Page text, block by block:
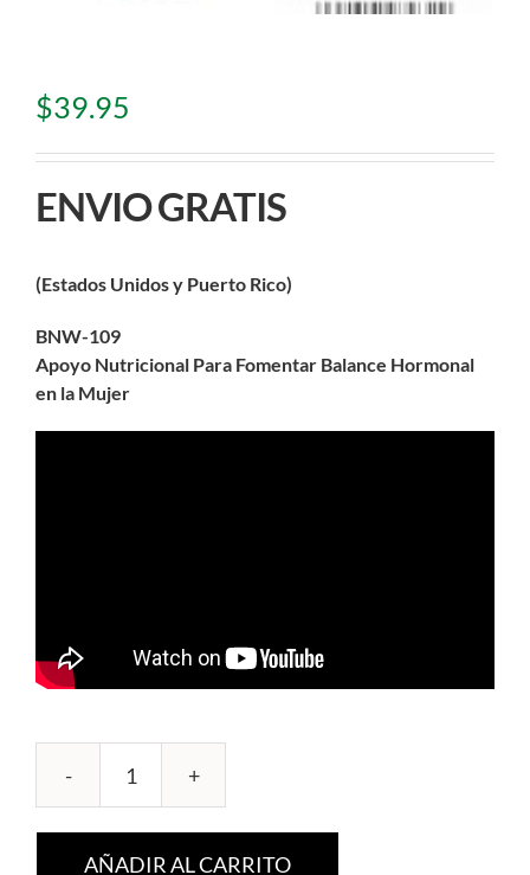
$39.95
ENVIO GRATIS
(Estados Unidos y Puerto Rico)
BNW-109
Apoyo Nutricional Para Fomentar Balance Hormonal
en la Mujer
FemDIM
BioActivator
AÑADIR AL CARRITO